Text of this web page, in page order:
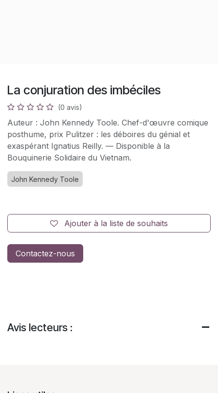
La conjuration des imbéciles
(0 avis)
Auteur : John Kennedy Toole. Chef-d'œuvre comique
posthume, prix Pulitzer : les déboires du génial et
exaspérant Ignatius Reilly. — Disponible à la
Bouquinerie Solidaire du Vietnam.
John Kennedy Toole
Ajouter à la liste de souhaits
Contactez-nous
Avis lecteurs :